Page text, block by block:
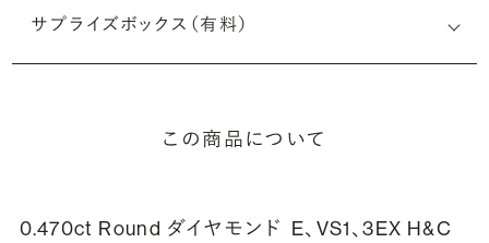
印することができます。注文前だけでなく購入後の刻印も、
リングに初めて施す初回の刻印は、無料にて承ります（デザ
細は「商品仕様」欄をご確認ください）。
サプライズボックス（有料）
この商品について
0.470ct Round ダイヤモンド E、VS1、3EX H&C